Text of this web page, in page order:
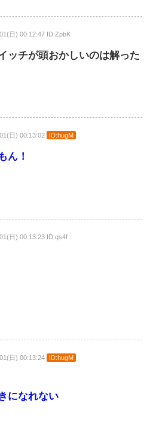
日) 00:12:47 ID:ZpbK
ッチが頭おかしいのは解った
日) 00:13:02 ID:hugM
ん！
日) 00:13:23 ID:qs4f
日) 00:13:24 ID:hugM
になれない